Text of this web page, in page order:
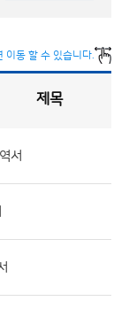
이동 할 수 있습니다.
제목
서